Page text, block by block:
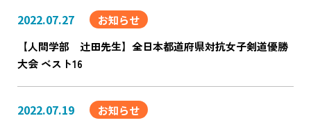
2022.07.27
お知らせ
【人間学部 辻田先生】全日本都道府県対抗女子剣道優勝
大会 ベスト16
2022.07.19
お知らせ